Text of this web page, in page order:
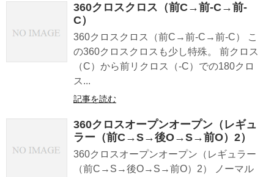
360クロスクロス（前C→前-C→前-
C）
360クロスクロス（前C→前-C→前-C） こ
の360クロスクロスも少し特殊。 前クロス
（C）から前リクロス（-C）での180クロ
ス...
記事を読む
360クロスオープンオープン（レギュ
ラー（前C→S→後O→S→前O）2）
360クロスオープンオープン（レギュラー
（前C→S→後O→S→前O）2） ノーマル